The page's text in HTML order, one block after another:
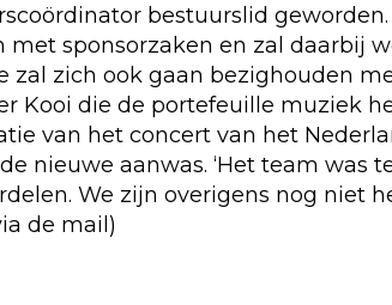
bestuurslid geworden.
met sponsorzaken en zal daarbij
zal zich ook gaan bezighouden
Kooi die de portefeuille muziek
van het concert van het
nieuwe aanwas. ‘Het team was
We zijn overigens nog niet
de mail)